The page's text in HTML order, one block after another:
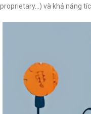
proprietary…) và khả năng